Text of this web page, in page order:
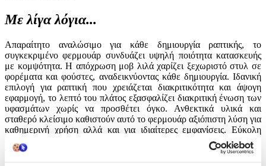
Με λίγα λόγια...
Απαραίτητο αναλώσιμο για κάθε δημιουργία ραπτικής, το
συγκεκριμένο φερμουάρ συνδυάζει υψηλή ποιότητα κατασκευής
με κομψότητα. Η απόχρωση μοβ λιλά χαρίζει ξεχωριστό στυλ σε
φορέματα και φούστες, αναδεικνύοντας κάθε δημιουργία. Ιδανική
επιλογή για ραπτική που χρειάζεται διακριτικότητα και άψογη
εφαρμογή, το λεπτό του πλάτος εξασφαλίζει διακριτική ένωση των
υφασμάτων χωρίς να προσθέτει όγκο. Ανθεκτικά υλικά και
σταθερό κλείσιμο καθιστούν αυτό το φερμουάρ αξιόπιστη λύση για
καθημερινή χρήση αλλά και για ιδιαίτερες εμφανίσεις. Εύκολη
τοποθέτηση και ομαλή λειτουργία ολοκληρώνουν το αποτέλεσμα,
προσφέροντας άνεση και ασφάλεια σε κάθε ρούχο.